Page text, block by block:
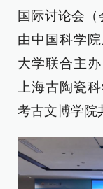
国际讨论会（
由中国科学
大学联合主
上海古陶瓷
考古文博学院